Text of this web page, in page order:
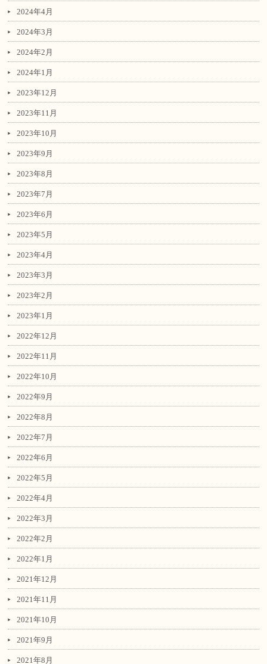
2024年4月
2024年3月
2024年2月
2024年1月
2023年12月
2023年11月
2023年10月
2023年9月
2023年8月
2023年7月
2023年6月
2023年5月
2023年4月
2023年3月
2023年2月
2023年1月
2022年12月
2022年11月
2022年10月
2022年9月
2022年8月
2022年7月
2022年6月
2022年5月
2022年4月
2022年3月
2022年2月
2022年1月
2021年12月
2021年11月
2021年10月
2021年9月
2021年8月